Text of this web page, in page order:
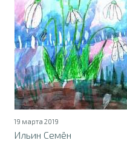
19 марта 2019
Ильин Семён